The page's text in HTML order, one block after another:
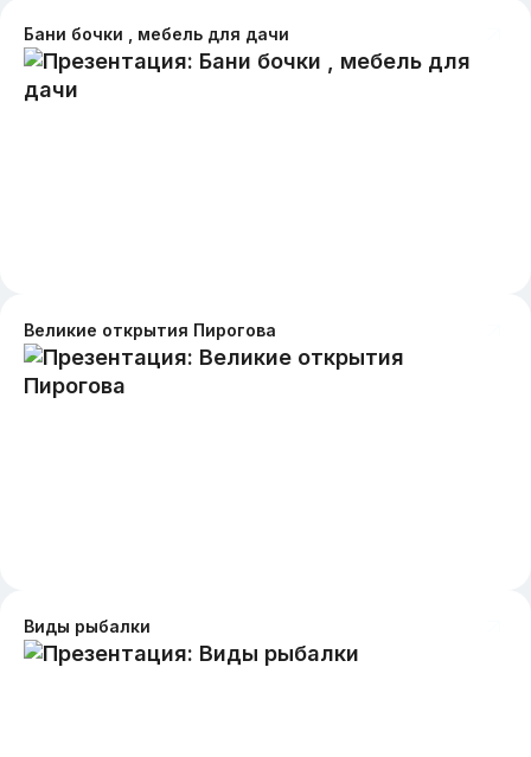
Бани бочки , мебель для дачи
Великие открытия Пирогова
Виды рыбалки